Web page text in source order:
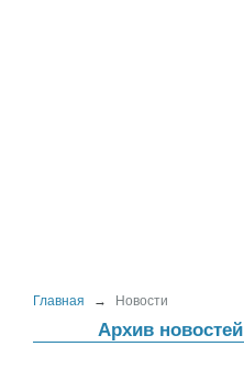
Главная → Новости
Архив новостей